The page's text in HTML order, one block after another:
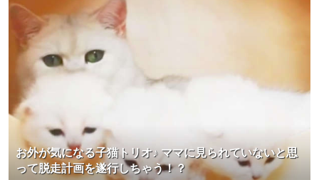
お外が気になる子猫トリオ♪ ママに見られていないと思
って脱走計画を遂行しちゃう！？